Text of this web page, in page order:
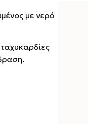
με νερό